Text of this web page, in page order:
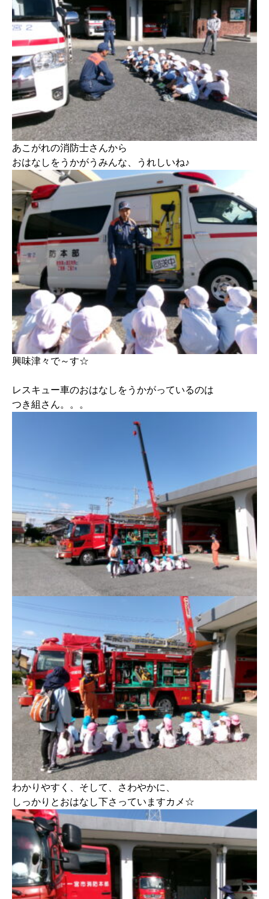
あこがれの消防士さんから
おはなしをうかがうみんな、うれしいね♪
興味津々で～す☆
レスキュー車のおはなしをうかがっているのは
つき組さん。。。
わかりやすく、そして、さわやかに、
しっかりとおはなし下さっていますカメ☆